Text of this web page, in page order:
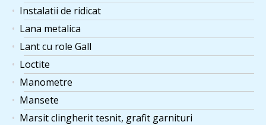
Instalatii de ridicat
Lana metalica
Lant cu role Gall
Loctite
Manometre
Mansete
Marsit clingherit tesnit, grafit garnituri